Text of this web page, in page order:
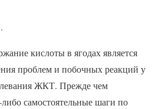
кислоты в ягодах является
проблем и побочных реакций у
ЖКТ. Прежде чем
самостоятельные шаги по